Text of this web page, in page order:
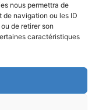
nous permettra de
de navigation ou les ID
de retirer son
caractéristiques